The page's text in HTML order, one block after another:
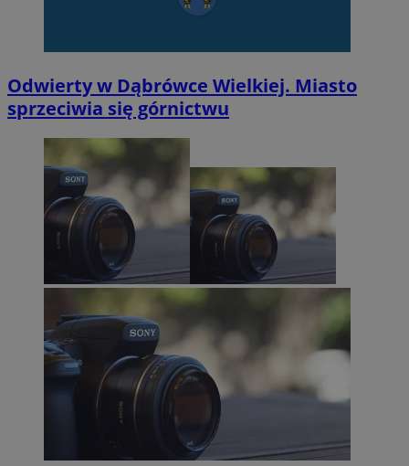
Odwierty w Dąbrówce Wielkiej. Miasto
sprzeciwia się górnictwu